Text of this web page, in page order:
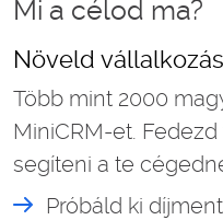
Mi a célod ma?
Növeld
Több mint 2000
MiniCRM-et.
segíteni a te
Próbáld ki